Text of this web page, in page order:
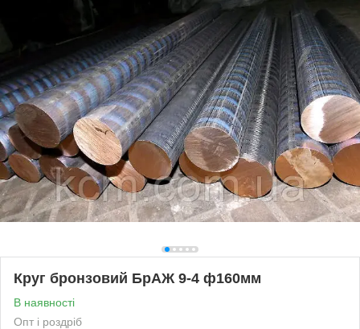
Круг бронзовий БрАЖ 9-4 ф160мм
В наявності
Опт і роздріб